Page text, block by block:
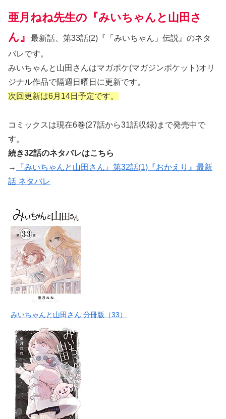
亜月ねね先生の『みいちゃんと山田さ
ん』
最新話、第33話(2)『「みいちゃん」伝説』のネタ
バレです。
みいちゃんと山田さんはマガポケ(マガジンポケット)オリ
ジナル作品で隔週日曜日に更新です。
次回更新は6月14日予定です。
コミックスは現在6巻(27話から31話収録)まで発売中で
す。
続き32話のネタバレはこちら
→
『みいちゃんと山田さん』第32話(1)『おかえり』最新
話 ネタバレ
みいちゃんと山田さん 分冊版（33）